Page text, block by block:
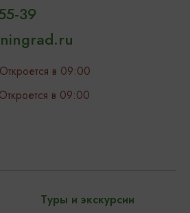
Откроется в 09:00
Откроется в 09:00
39
Туры и экскурсии